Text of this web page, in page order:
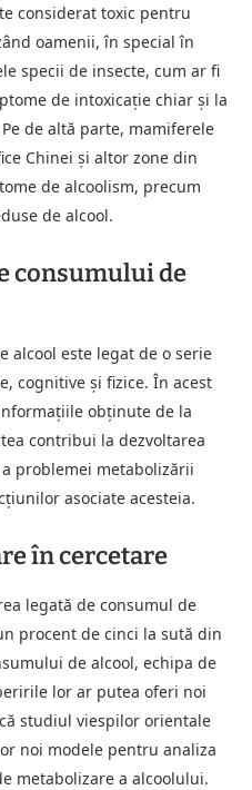
considerat toxic pentru
oamenii, în special în
specii de insecte, cum ar fi
de intoxicație chiar și la
de altă parte, mamiferele
Chinei și altor zone din
de alcoolism, precum
de alcool.
consumului de
alcool este legat de o serie
cognitive și fizice. În acest
obținute de la
contribui la dezvoltarea
problemei metabolizării
asociate acesteia.
în cercetare
legată de consumul de
procent de cinci la sută din
de alcool, echipa de
lor ar putea oferi noi
studiul viespilor orientale
noi modele pentru analiza
metabolizare a alcoolului.